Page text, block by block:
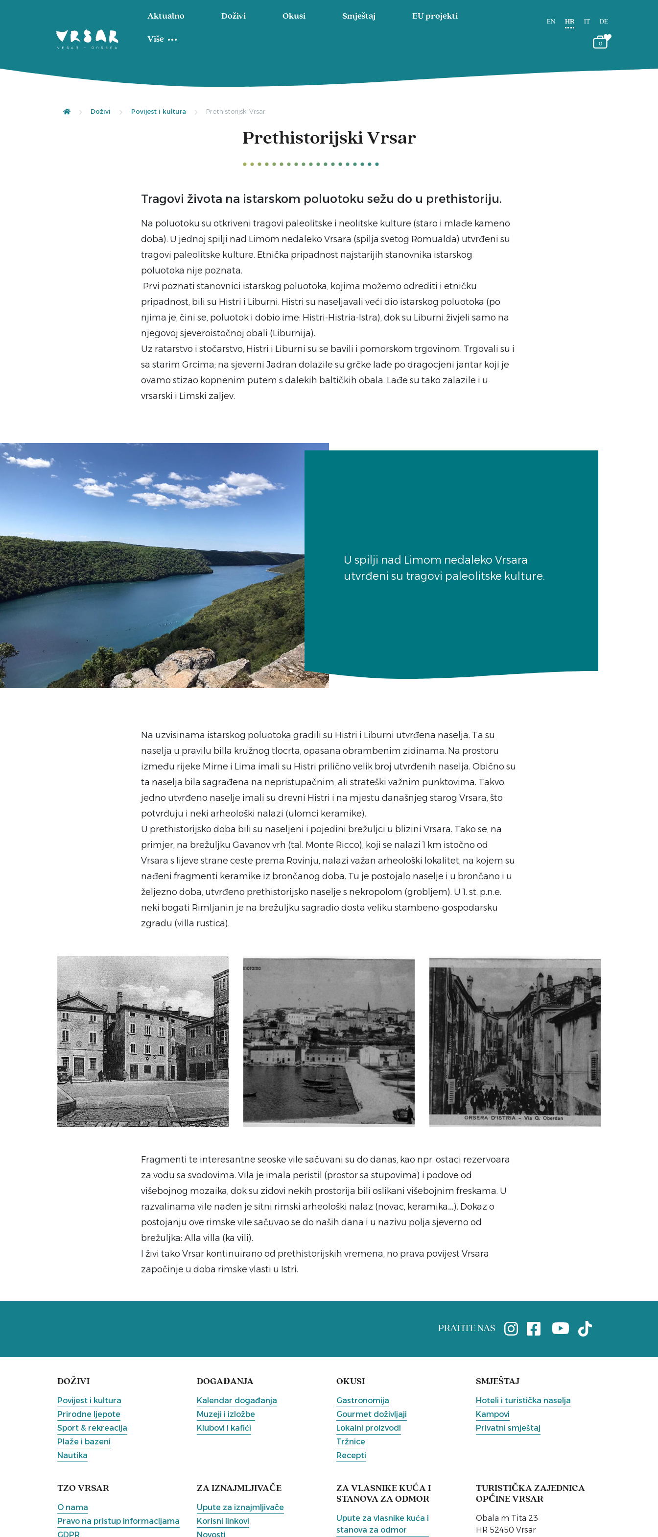
Aktualno Doživi Okusi Smještaj EU projekti
Više
EN HR IT DE
0
Doživi Povijest i kultura Prethistorijski Vrsar
Prethistorijski Vrsar
Tragovi života na istarskom poluotoku sežu do u prethistoriju.
Na poluotoku su otkriveni tragovi paleolitske i neolitske kulture (staro i mlađe kameno
doba). U jednoj spilji nad Limom nedaleko Vrsara (spilja svetog Romualda) utvrđeni su
tragovi paleolitske kulture. Etnička pripadnost najstarijih stanovnika istarskog
poluotoka nije poznata.
Prvi poznati stanovnici istarskog poluotoka, kojima možemo odrediti i etničku
pripadnost, bili su Histri i Liburni. Histri su naseljavali veći dio istarskog poluotoka (po
njima je, čini se, poluotok i dobio ime: Histri-Histria-Istra), dok su Liburni živjeli samo na
njegovoj sjeveroistočnoj obali (Liburnija).
Uz ratarstvo i stočarstvo, Histri i Liburni su se bavili i pomorskom trgovinom. Trgovali su i
sa starim Grcima; na sjeverni Jadran dolazile su grčke lađe po dragocjeni jantar koji je
ovamo stizao kopnenim putem s dalekih baltičkih obala. Lađe su tako zalazile i u
vrsarski i Limski zaljev.
U spilji nad Limom nedaleko Vrsara
utvrđeni su tragovi paleolitske kulture.
Na uzvisinama istarskog poluotoka gradili su Histri i Liburni utvrđena naselja. Ta su
naselja u pravilu billa kružnog tlocrta, opasana obrambenim zidinama. Na prostoru
između rijeke Mirne i Lima imali su Histri prilično velik broj utvrđenih naselja. Obično su
ta naselja bila sagrađena na nepristupačnim, ali strateški važnim punktovima. Takvo
jedno utvrđeno naselje imali su drevni Histri i na mjestu današnjeg starog Vrsara, što
potvrđuju i neki arheološki nalazi (ulomci keramike).
U prethistorijsko doba bili su naseljeni i pojedini brežuljci u blizini Vrsara. Tako se, na
primjer, na brežuljku Gavanov vrh (tal. Monte Ricco), koji se nalazi 1 km istočno od
Vrsara s lijeve strane ceste prema Rovinju, nalazi važan arheološki lokalitet, na kojem su
nađeni fragmenti keramike iz brončanog doba. Tu je postojalo naselje i u brončano i u
željezno doba, utvrđeno prethistorijsko naselje s nekropolom (grobljem). U 1. st. p.n.e.
neki bogati Rimljanin je na brežuljku sagradio dosta veliku stambeno-gospodarsku
zgradu (villa rustica).
Fragmenti te interesantne seoske vile sačuvani su do danas, kao npr. ostaci rezervoara
za vodu sa svodovima. Vila je imala peristil (prostor sa stupovima) i podove od
višebojnog mozaika, dok su zidovi nekih prostorija bili oslikani višebojnim freskama. U
razvalinama vile nađen je sitni rimski arheološki nalaz (novac, keramika…). Dokaz o
postojanju ove rimske vile sačuvao se do naših dana i u nazivu polja sjeverno od
brežuljka: Alla villa (ka vili).
I živi tako Vrsar kontinuirano od prethistorijskih vremena, no prava povijest Vrsara
započinje u doba rimske vlasti u Istri.
PRATITE NAS
DOŽIVI
Povijest i kultura
Prirodne ljepote
Sport & rekreacija
Plaže i bazeni
Nautika
DOGAĐANJA
Kalendar događanja
Muzeji i izložbe
Klubovi i kafići
OKUSI
Gastronomija
Gourmet doživljaji
Lokalni proizvodi
Tržnice
Recepti
SMJEŠTAJ
Hoteli i turistička naselja
Kampovi
Privatni smještaj
TZO VRSAR
O nama
Pravo na pristup informacijama
GDPR
ZA IZNAJMLJIVAČE
Upute za iznajmljivače
Korisni linkovi
Novosti
ZA VLASNIKE KUĆA I
STANOVA ZA ODMOR
Upute za vlasnike kuća i
stanova za odmor
TURISTIČKA ZAJEDNICA
OPĆINE VRSAR
Obala m Tita 23
HR 52450 Vrsar